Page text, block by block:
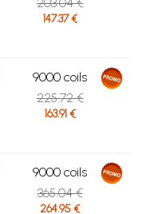
147.37 €
9000 coils
225.72 €
163.91 €
9000 coils
365.04 €
264.95 €